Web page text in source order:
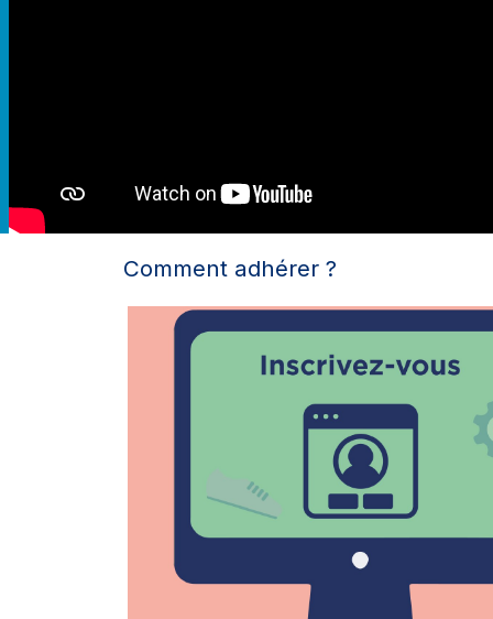
Comment adhérer ?